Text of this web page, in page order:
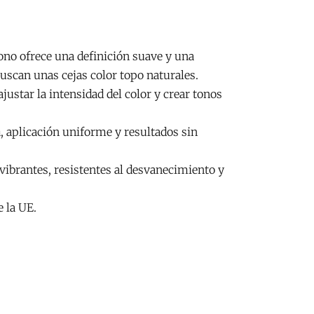
ofrece una definición suave y una
unas cejas color topo naturales.
la intensidad del color y crear tonos
aplicación uniforme y resultados sin
resistentes al desvanecimiento y
la UE.